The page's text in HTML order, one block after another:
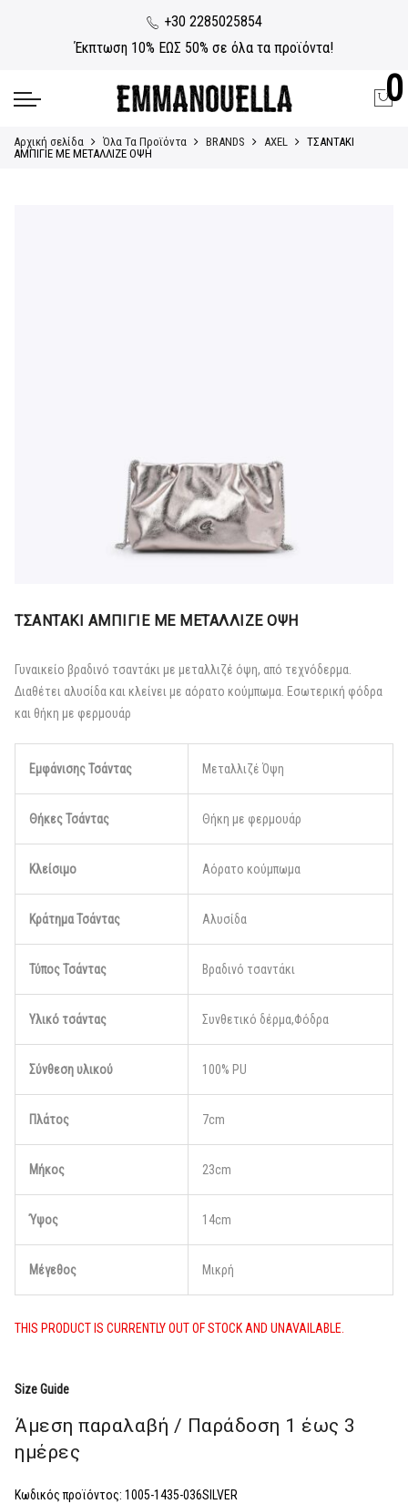
+30 2285025854
Έκπτωση 10% ΕΩΣ 50% σε όλα τα προϊόντα!
0
Αρχική σελίδα Όλα Τα Προϊόντα BRANDS AXEL
ΤΣΑΝΤΑΚΙ
ΑΜΠΙΓΙΕ ΜΕ ΜΕΤΑΛΛΙΖΕ ΟΨΗ
ΤΣΑΝΤΑΚΙ ΑΜΠΙΓΙΕ ΜΕ ΜΕΤΑΛΛΙΖΕ ΟΨΗ
Γυναικείο βραδινό τσαντάκι με μεταλλιζέ όψη, από τεχνόδερμα.
Διαθέτει αλυσίδα και κλείνει με αόρατο κούμπωμα. Εσωτερική φόδρα
και θήκη με φερμουάρ
Εμφάνισης Τσάντας Μεταλλιζέ Όψη
Θήκες Τσάντας Θήκη με φερμουάρ
Κλείσιμο Αόρατο κούμπωμα
Κράτημα Τσάντας Αλυσίδα
Τύπος Τσάντας Βραδινό τσαντάκι
Υλικό τσάντας Συνθετικό δέρμα,Φόδρα
Σύνθεση υλικού 100% PU
Πλάτος 7cm
Μήκος 23cm
Ύψος 14cm
Μέγεθος Μικρή
THIS PRODUCT IS CURRENTLY OUT OF STOCK AND UNAVAILABLE.
Size Guide
Άμεση παραλαβή / Παράδoση 1 έως 3
ημέρες
Κωδικός προϊόντος: 1005-1435-036SILVER